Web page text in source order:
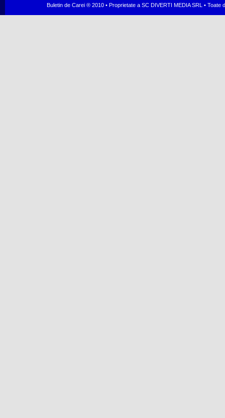
Buletin de Carei ® 2010 • Proprietate a SC DIVERTI MEDIA SRL •